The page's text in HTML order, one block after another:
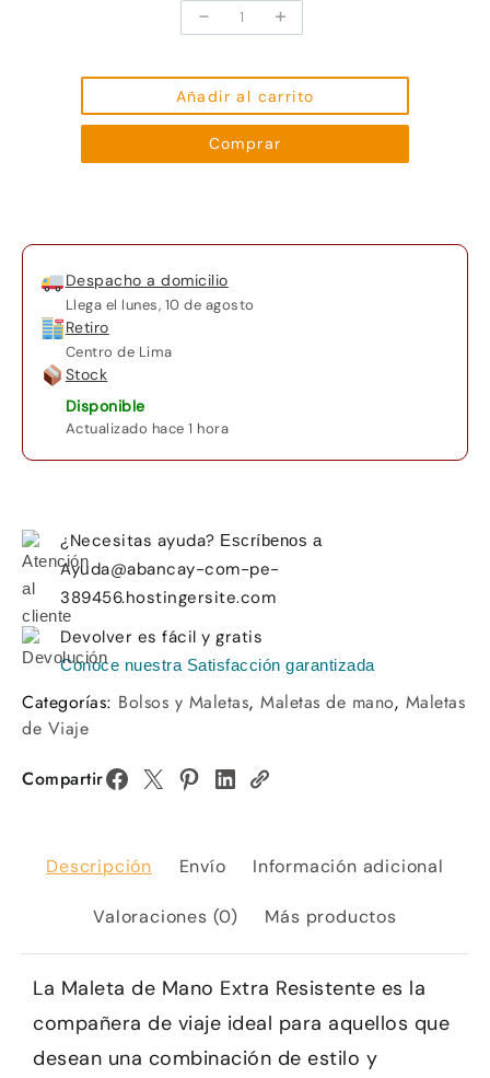
-
Maleta
de
extra
resistente
cantidad
+
Añadir al carrito
Comprar
Despacho a domicilio
Llega el lunes, 10 de agosto
Retiro
Centro de Lima
Stock
Disponible
Actualizado hace 1 hora
¿Necesitas ayuda? Escríbenos a
Ayuda@abancay-com-pe-
389456.hostingersite.com
Devolver es fácil y gratis
Conoce nuestra Satisfacción garantizada
Categorías: Bolsos y Maletas, Maletas de mano, Maletas
de Viaje
Compartir
Descripción Envío Información adicional
Valoraciones (0) Más productos
La Maleta de Mano Extra Resistente es la
compañera de viaje ideal para aquellos que
desean una combinación de estilo y